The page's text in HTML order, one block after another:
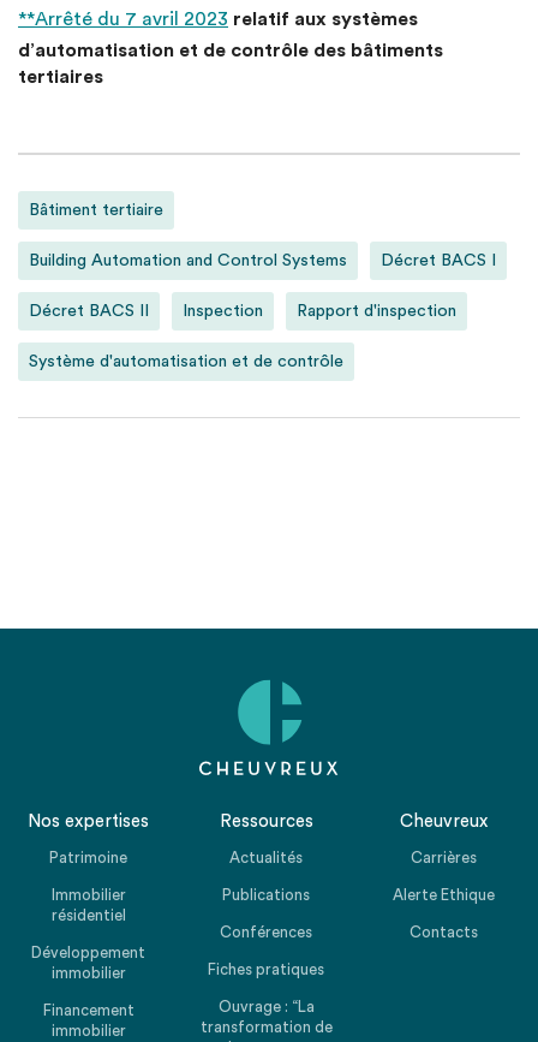
**Arrêté du 7 avril 2023 relatif aux systèmes
d’automatisation et de contrôle des bâtiments
tertiaires
Bâtiment tertiaire
Building Automation and Control Systems Décret BACS I
Décret BACS II Inspection Rapport d'inspection
Système d'automatisation et de contrôle
Nos expertises
Patrimoine
Immobilier
résidentiel
Développement
immobilier
Financement
immobilier
Ressources
Actualités
Publications
Conférences
Fiches pratiques
Ouvrage : “La
transformation de
Cheuvreux
Carrières
Alerte Ethique
Contacts